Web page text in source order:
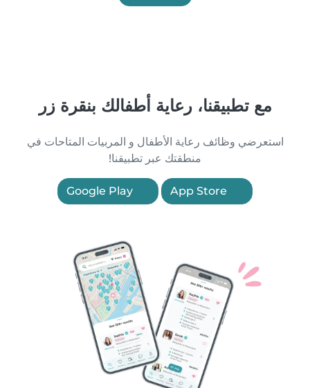
مع تطبيقنا، رعاية أطفالك بنقرة زر
استعرضي وظائف رعاية الأطفال و المربيات المتاحات في
منطقتك عبر تطبيقنا!